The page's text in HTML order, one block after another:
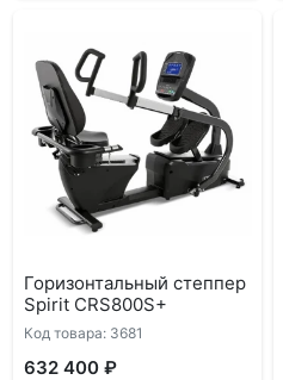
Горизонтальный степпер
Spirit CRS800S+
Код товара: 3681
632 400 ₽